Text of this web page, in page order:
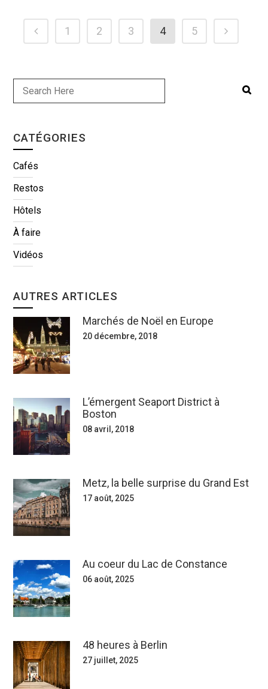
1 2 3 4 5
CATÉGORIES
Cafés
Restos
Hôtels
À faire
Vidéos
AUTRES ARTICLES
Marchés de Noël en Europe
20 décembre, 2018
L’émergent Seaport District à
Boston
08 avril, 2018
Metz, la belle surprise du Grand Est
17 août, 2025
Au coeur du Lac de Constance
06 août, 2025
48 heures à Berlin
27 juillet, 2025